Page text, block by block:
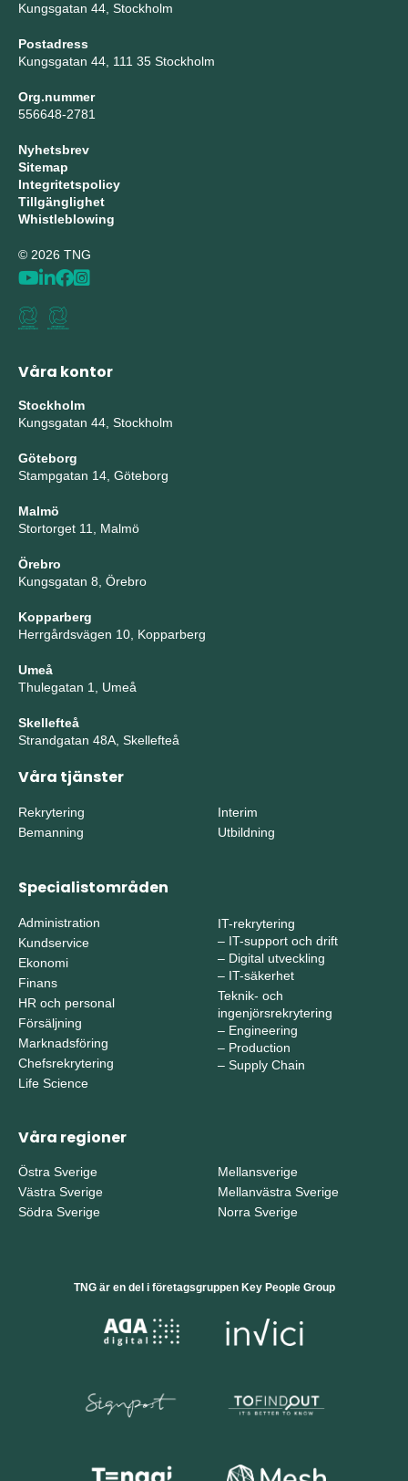
Kungsgatan 44, Stockholm
Postadress
Kungsgatan 44, 111 35 Stockholm
Org.nummer
556648-2781
Nyhetsbrev
Sitemap
Integritetspolicy
Tillgänglighet
Whistleblowing
© 2026 TNG
Våra kontor
Stockholm
Kungsgatan 44, Stockholm
Göteborg
Stampgatan 14, Göteborg
Malmö
Stortorget 11, Malmö
Örebro
Kungsgatan 8, Örebro
Kopparberg
Herrgårdsvägen 10, Kopparberg
Umeå
Thulegatan 1, Umeå
Skellefteå
Strandgatan 48A, Skellefteå
Våra tjänster
Rekrytering
Bemanning
Interim
Utbildning
Specialistområden
Administration
Kundservice
Ekonomi
Finans
HR och personal
Försäljning
Marknadsföring
Chefsrekrytering
Life Science
IT-rekrytering
– IT-support och drift
– Digital utveckling
– IT-säkerhet
Teknik- och
ingenjörsrekrytering
– Engineering
– Production
– Supply Chain
Våra regioner
Östra Sverige
Västra Sverige
Södra Sverige
Mellansverige
Mellanvästra Sverige
Norra Sverige
TNG är en del i företagsgruppen Key People Group